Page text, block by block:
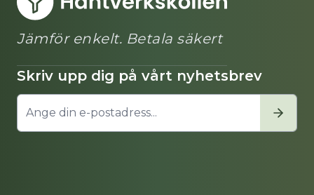
Jämför enkelt. Betala säkert
Skriv upp dig på vårt nyhetsbrev